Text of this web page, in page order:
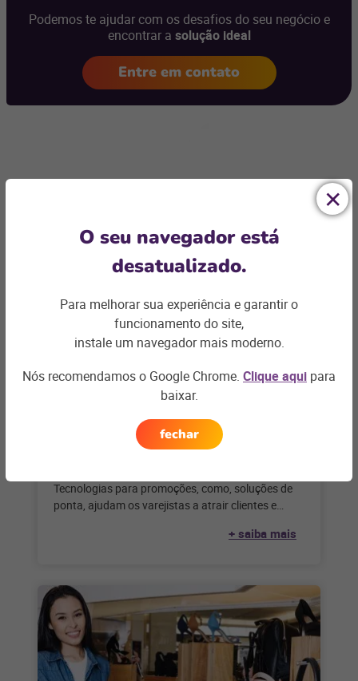
Podemos te ajudar com os desafios do seu negócio e
encontrar a solução ideal
Entre em contato
Tecnologia para promoções:
conheça o Linx Promo
Tecnologias para promoções, como, soluções de
ponta, ajudam os varejistas a atrair clientes e
+ saiba mais
O seu navegador está
desatualizado.
Para melhorar sua experiência e garantir o
funcionamento do site,
instale um navegador mais moderno.
Nós recomendamos o Google Chrome. Clique aqui para
baixar.
fechar